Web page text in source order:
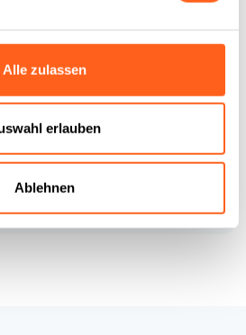
Alle zulassen
erlauben
Ablehnen